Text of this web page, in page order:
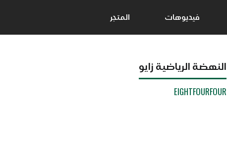
فيديوهات المتجر
النهضة الرياضية زايو
EIGHTFOURFOUR